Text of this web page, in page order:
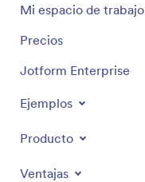
Mi espacio de trabajo
Precios
Jotform Enterprise
Ejemplos
Producto
Ventajas